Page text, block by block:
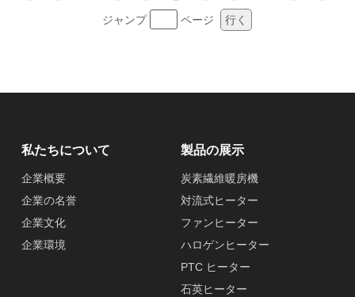
ジャンプ ページ 行く
私たちについて
企業概要
企業の名誉
企業文化
企業環境
製品の展示
炭素繊維暖房機
対流式ヒーター
ファンヒーター
ハロゲンヒーター
PTC ヒーター
石英ヒーター